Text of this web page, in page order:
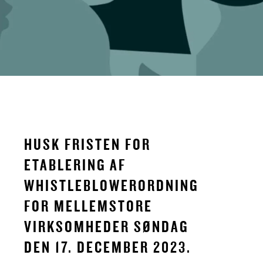
HUSK FRISTEN FOR
ETABLERING AF
WHISTLEBLOWERORDNING
FOR MELLEMSTORE
VIRKSOMHEDER SØNDAG
DEN 17. DECEMBER 2023.